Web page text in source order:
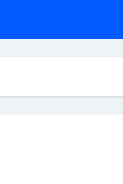
и